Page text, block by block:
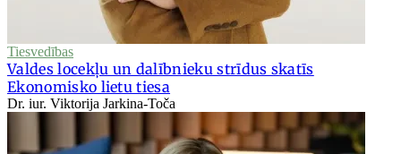
Tiesvedības
Valdes locekļu un dalībnieku strīdus skatīs
Ekonomisko lietu tiesa
Dr. iur. Viktorija Jarkina-Toča